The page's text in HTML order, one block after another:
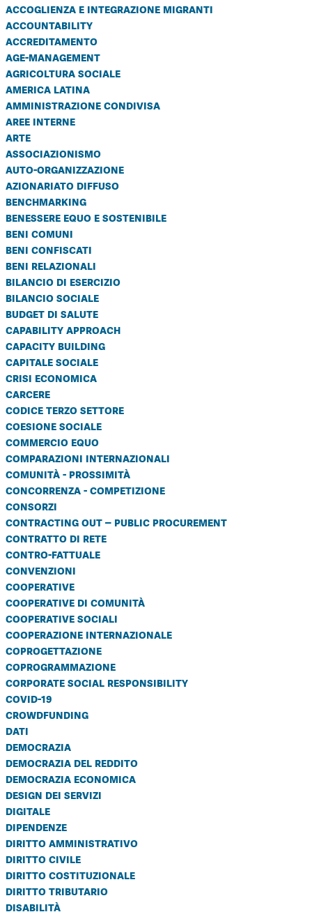
accoglienza e integrazione migranti
accountability
accreditamento
age-management
agricoltura sociale
america latina
amministrazione condivisa
aree interne
arte
associazionismo
auto-organizzazione
azionariato diffuso
benchmarking
benessere equo e sostenibile
beni comuni
beni confiscati
beni relazionali
bilancio di esercizio
bilancio sociale
budget di salute
capability approach
capacity building
capitale sociale
crisi economica
carcere
codice terzo settore
coesione sociale
commercio equo
comparazioni internazionali
comunità - prossimità
concorrenza - competizione
consorzi
contracting out – public procurement
contratto di rete
contro-fattuale
convenzioni
cooperative
cooperative di comunità
cooperative sociali
cooperazione internazionale
coprogettazione
coprogrammazione
corporate social responsibility
covid-19
crowdfunding
dati
democrazia
democrazia del reddito
democrazia economica
design dei servizi
digitale
dipendenze
diritto amministrativo
diritto civile
diritto costituzionale
diritto tributario
disabilità